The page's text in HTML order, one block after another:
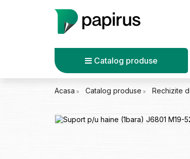
Catalog produse
Acasa Catalog produse Rechizite